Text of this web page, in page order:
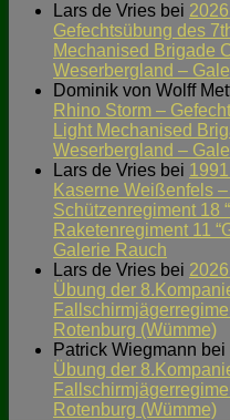
Lars de Vries bei
Gefechtsübung des
Mechanised Brigade
Weserbergland –
Dominik von Wolff
Rhino Storm –
Light Mechanised
Weserbergland –
Lars de Vries bei
Kaserne Weißenfels
Schützenregiment 18
Raketenregiment 11
Galerie Rauch
Lars de Vries bei
Übung der
Rotenburg (Wümme)
Patrick Wiegmann bei
Übung der
Rotenburg (Wümme)